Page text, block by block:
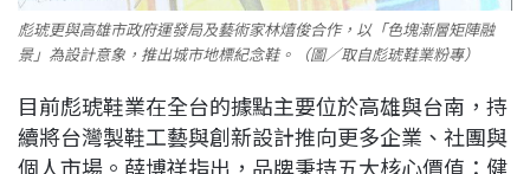
彪琥更與高雄市政府運發局及藝術家林熺俊合作，以「色塊漸層矩陣融
景」為設計意象，推出城市地標紀念鞋。（圖／取自彪琥鞋業粉專）
目前彪琥鞋業在全台的據點主要位於高雄與台南，持
續將台灣製鞋工藝與創新設計推向更多企業、社團與
個人市場。薛博祥指出，品牌秉持五大核心價值：健